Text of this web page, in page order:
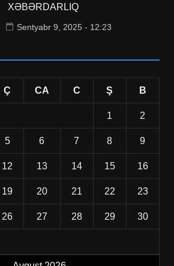
XƏBƏRDARLIQ
Sentyabr 9, 2025 - 12:23
Ç CA C Ş B
1 2
5 6 7 8 9
12 13 14 15 16
19 20 21 22 23
26 27 28 29 30